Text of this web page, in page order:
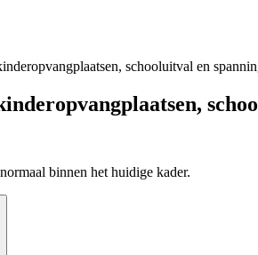
schooluitval en
binnen het huidige kader.